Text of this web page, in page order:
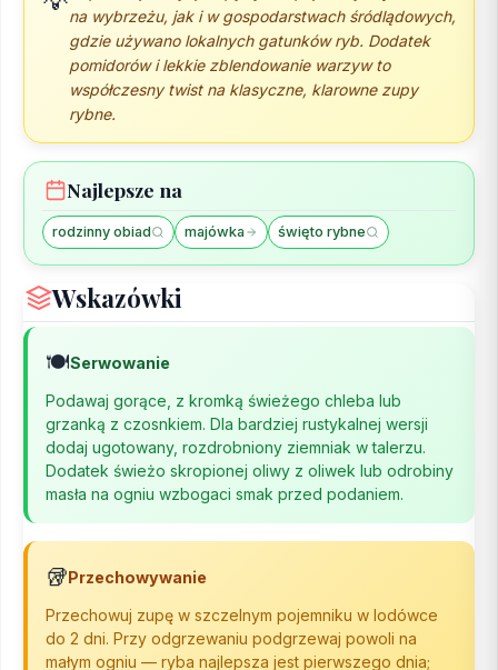
na wybrzeżu, jak i w gospodarstwach śródlądowych,
gdzie używano lokalnych gatunków ryb. Dodatek
pomidorów i lekkie zblendowanie warzyw to
współczesny twist na klasyczne, klarowne zupy
rybne.
Najlepsze na
rodzinny obiad majówka święto rybne
Wskazówki
🍽️Serwowanie
Podawaj gorące, z kromką świeżego chleba lub
grzanką z czosnkiem. Dla bardziej rustykalnej wersji
dodaj ugotowany, rozdrobniony ziemniak w talerzu.
Dodatek świeżo skropionej oliwy z oliwek lub odrobiny
masła na ogniu wzbogaci smak przed podaniem.
🥡Przechowywanie
Przechowuj zupę w szczelnym pojemniku w lodówce
do 2 dni. Przy odgrzewaniu podgrzewaj powoli na
małym ogniu — ryba najlepsza jest pierwszego dnia;